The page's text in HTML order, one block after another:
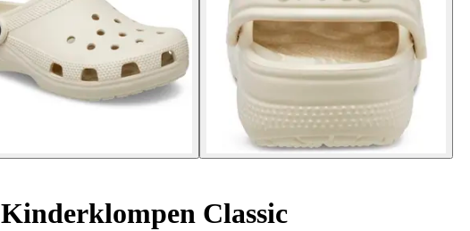
Kinderklompen Classic